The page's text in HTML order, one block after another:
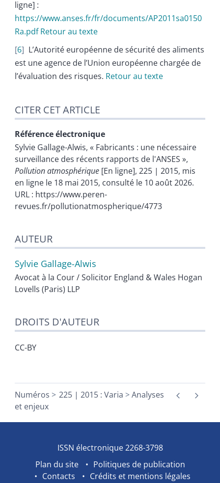
ligne] :
https://www.anses.fr/fr/documents/AP2011sa0150
Ra.pdf Retour au texte
6
L’Autorité européenne de sécurité des aliments
est une agence de l’Union européenne chargée de
l’évaluation des risques. Retour au texte
CITER CET ARTICLE
Référence électronique
Sylvie Gallage-Alwis, « Fabricants : une nécessaire
surveillance des récents rapports de l'ANSES »,
Pollution atmosphérique [En ligne], 225 | 2015, mis
en ligne le 18 mai 2015, consulté le 10 août 2026.
URL : https://www.peren-
revues.fr/pollutionatmospherique/4773
AUTEUR
Sylvie Gallage-Alwis
Avocat à la Cour / Solicitor England & Wales Hogan
Lovells (Paris) LLP
DROITS D'AUTEUR
CC-BY
Numéros 225 | 2015 : Varia
Analyses
et enjeux
ISSN électronique 2268-3798
Plan du site
Politiques de publication
Contacts
Crédits et mentions légales